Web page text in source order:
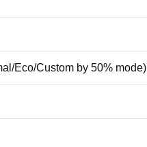
Eco/Custom by 50% mode)